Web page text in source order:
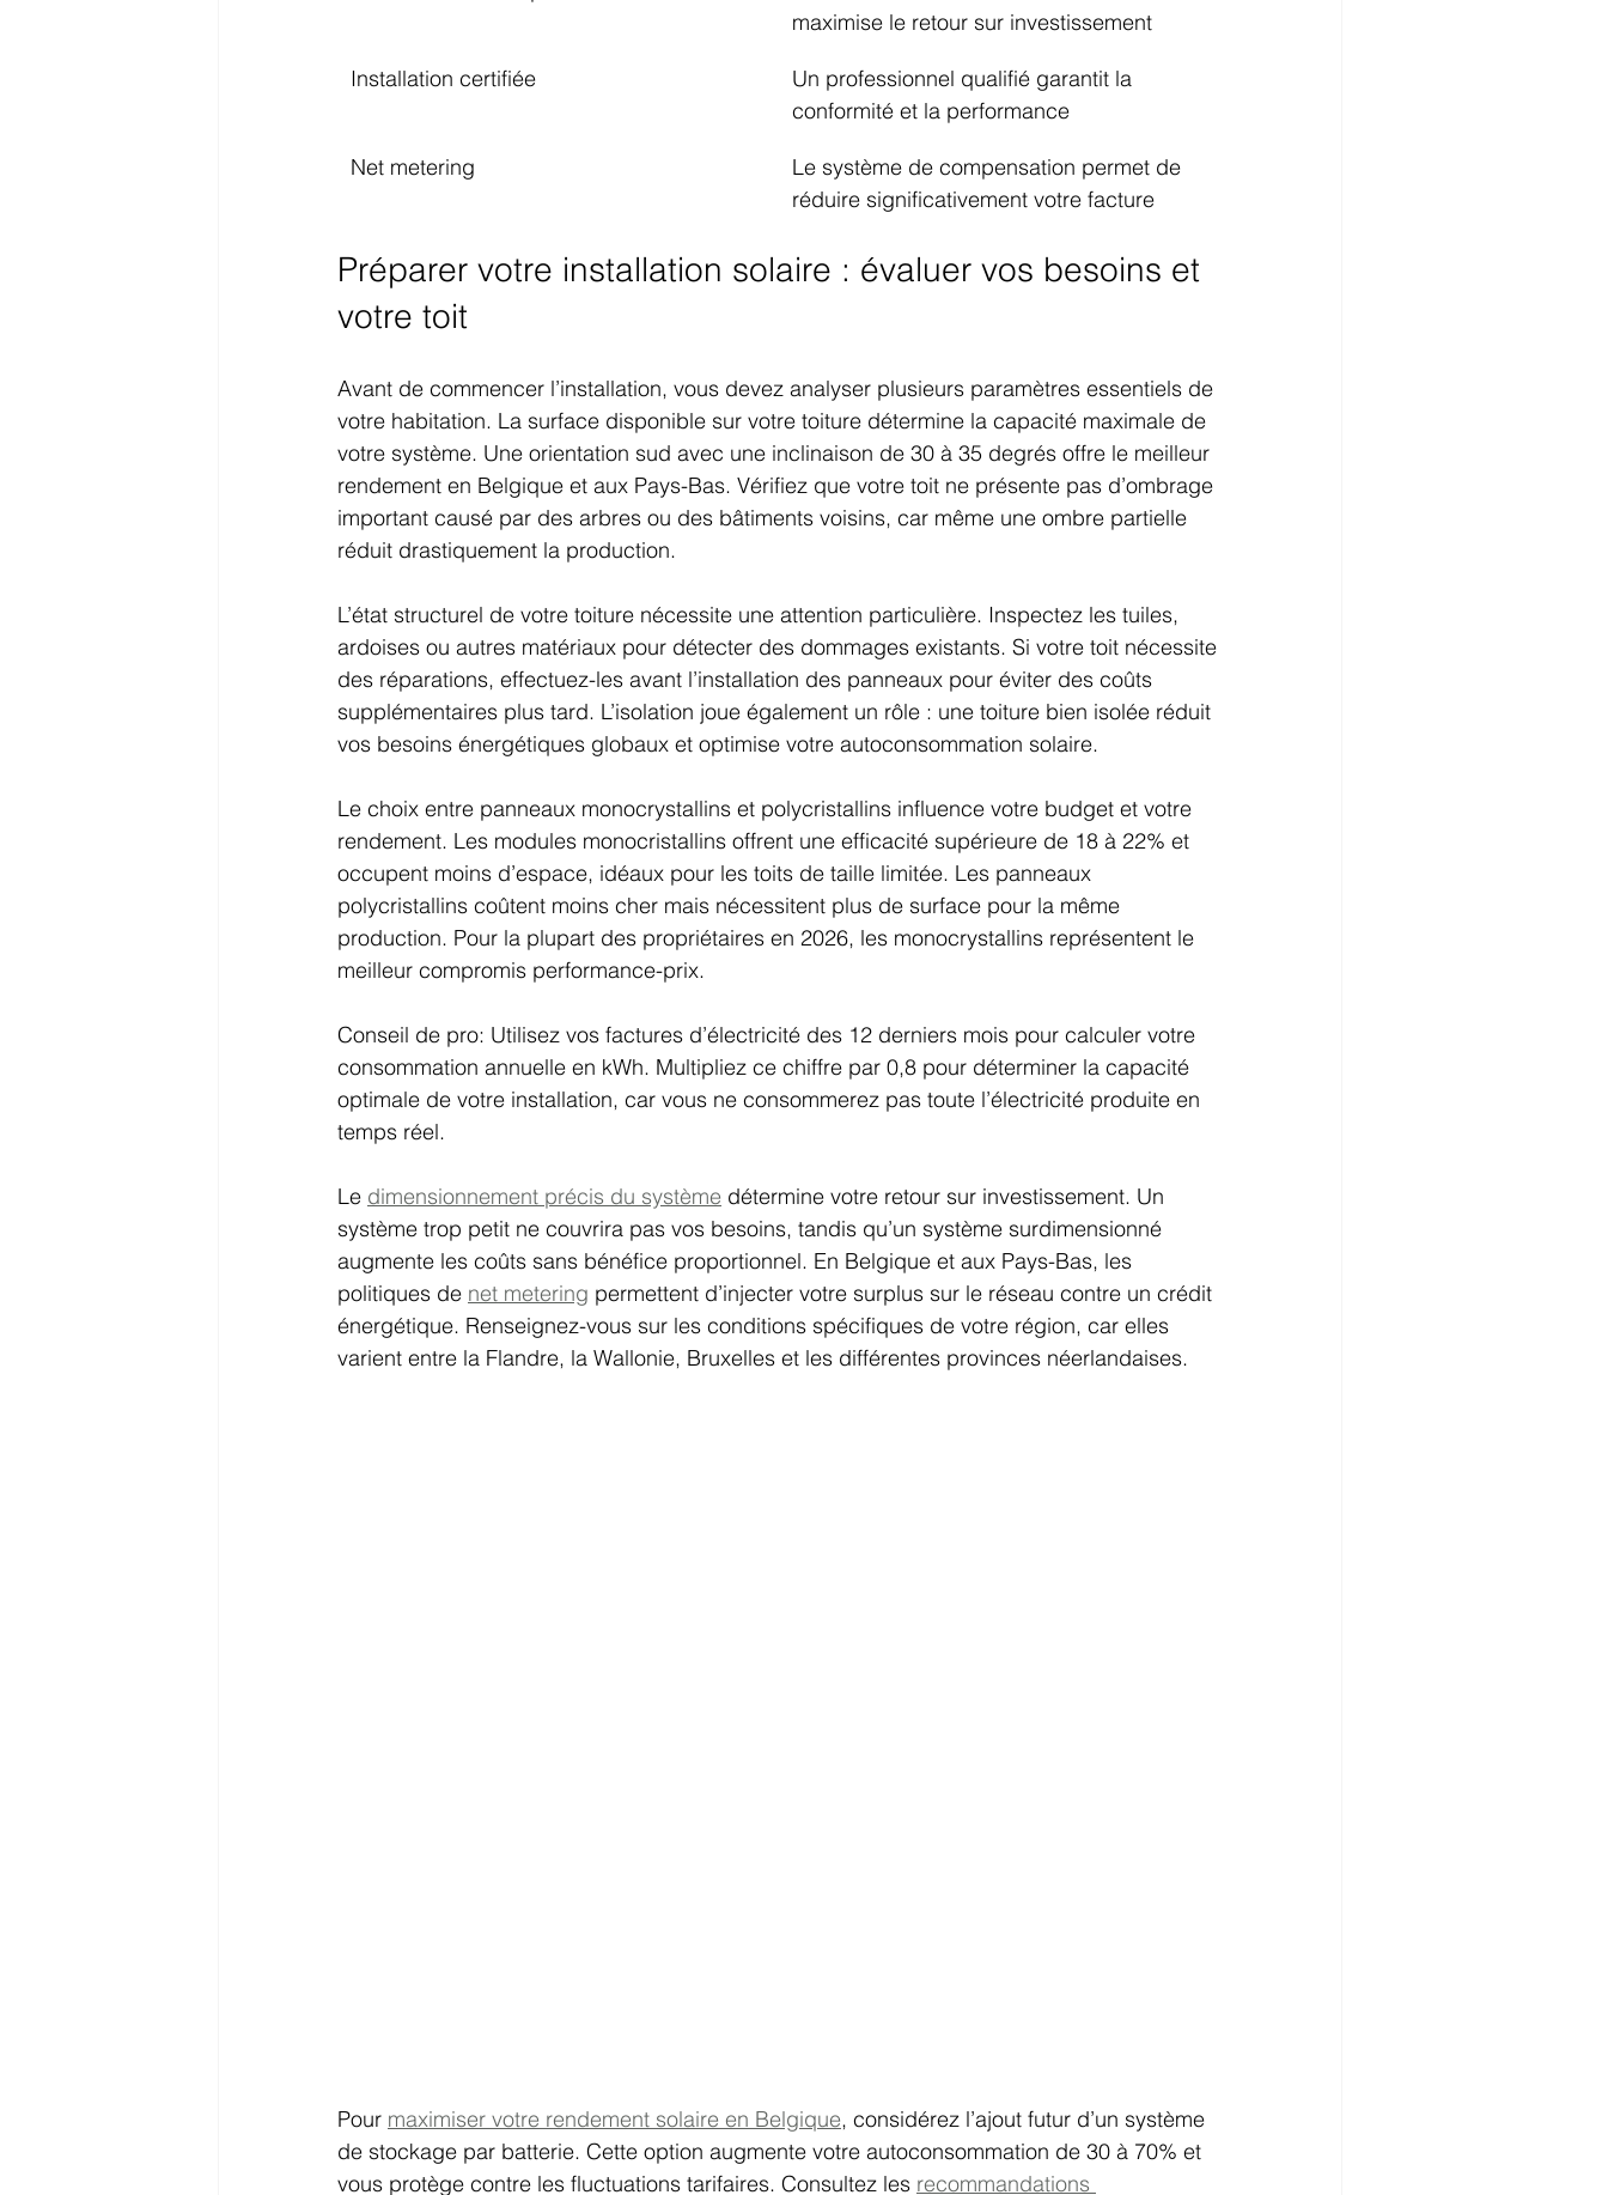
maximise le retour sur investissement
Installation certifiée
Un professionnel qualifié garantit la
conformité et la performance
Net metering
Le système de compensation permet de
réduire significativement votre facture
Préparer votre installation solaire : évaluer vos besoins et
votre toit
Avant de commencer l’installation, vous devez analyser plusieurs paramètres essentiels de
votre habitation. La surface disponible sur votre toiture détermine la capacité maximale de
votre système. Une orientation sud avec une inclinaison de 30 à 35 degrés offre le meilleur
rendement en Belgique et aux Pays-Bas. Vérifiez que votre toit ne présente pas d’ombrage
important causé par des arbres ou des bâtiments voisins, car même une ombre partielle
réduit drastiquement la production.
L’état structurel de votre toiture nécessite une attention particulière. Inspectez les tuiles,
ardoises ou autres matériaux pour détecter des dommages existants. Si votre toit nécessite
des réparations, effectuez-les avant l’installation des panneaux pour éviter des coûts
supplémentaires plus tard. L’isolation joue également un rôle : une toiture bien isolée réduit
vos besoins énergétiques globaux et optimise votre autoconsommation solaire.
Le choix entre panneaux monocrystallins et polycristallins influence votre budget et votre
rendement. Les modules monocristallins offrent une efficacité supérieure de 18 à 22% et
occupent moins d’espace, idéaux pour les toits de taille limitée. Les panneaux
polycristallins coûtent moins cher mais nécessitent plus de surface pour la même
production. Pour la plupart des propriétaires en 2026, les monocrystallins représentent le
meilleur compromis performance-prix.
Conseil de pro: Utilisez vos factures d’électricité des 12 derniers mois pour calculer votre
consommation annuelle en kWh. Multipliez ce chiffre par 0,8 pour déterminer la capacité
optimale de votre installation, car vous ne consommerez pas toute l’électricité produite en
temps réel.
Le dimensionnement précis du système détermine votre retour sur investissement. Un
système trop petit ne couvrira pas vos besoins, tandis qu’un système surdimensionné
augmente les coûts sans bénéfice proportionnel. En Belgique et aux Pays-Bas, les
politiques de net metering permettent d’injecter votre surplus sur le réseau contre un crédit
énergétique. Renseignez-vous sur les conditions spécifiques de votre région, car elles
varient entre la Flandre, la Wallonie, Bruxelles et les différentes provinces néerlandaises.
Pour maximiser votre rendement solaire en Belgique, considérez l’ajout futur d’un système
de stockage par batterie. Cette option augmente votre autoconsommation de 30 à 70% et
vous protège contre les fluctuations tarifaires. Consultez les recommandations